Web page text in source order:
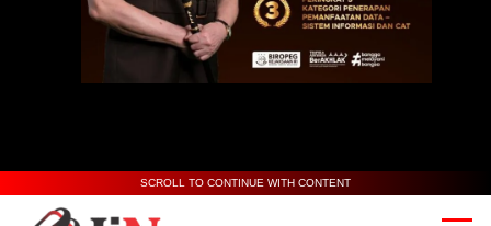
SCROLL TO CONTINUE WITH CONTENT